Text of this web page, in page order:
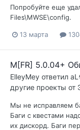
Попробуйте еще
Files\MWSE\config.
13 марта
M[FR] 5.0.04+
ElleyMey ответил
другие проекты от
Мы не исправляем
Баги с квестами
их дискорд. Баги